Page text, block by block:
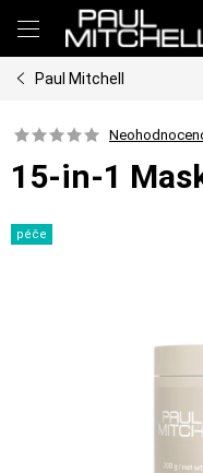
obsah
Paul Mitchell
15-in-1
péče